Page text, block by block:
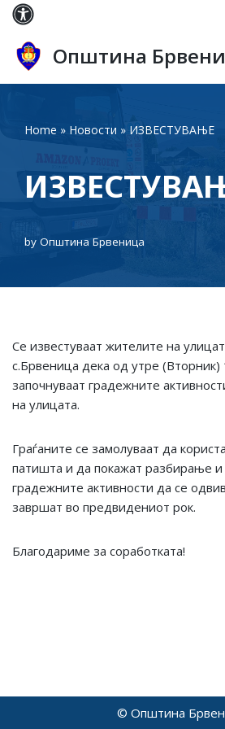
Skip
to
content
Општина
Home » Новости » ИЗВЕСТУВАЊЕ
by Општина Брвеница
Се известуваат жителите на
с.Брвеница дека од утре (Вторник)
започнуваат градежните
на улицата.
Граѓаните се замолуваат да
патишта и да покажат разбирање
градежните активности да се
завршат во предвидениот рок.
Благодариме за соработката!
© Општина